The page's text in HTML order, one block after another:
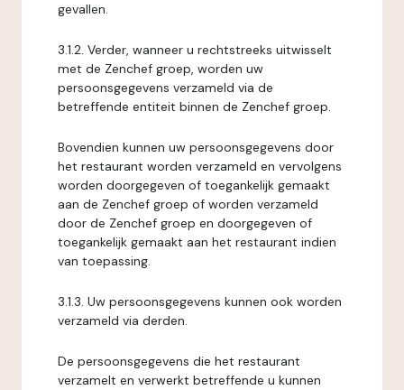
gevallen.
3.1.2. Verder, wanneer u rechtstreeks uitwisselt
met de Zenchef groep, worden uw
persoonsgegevens verzameld via de
betreffende entiteit binnen de Zenchef groep.
Bovendien kunnen uw persoonsgegevens door
het restaurant worden verzameld en vervolgens
worden doorgegeven of toegankelijk gemaakt
aan de Zenchef groep of worden verzameld
door de Zenchef groep en doorgegeven of
toegankelijk gemaakt aan het restaurant indien
van toepassing.
3.1.3. Uw persoonsgegevens kunnen ook worden
verzameld via derden.
De persoonsgegevens die het restaurant
verzamelt en verwerkt betreffende u kunnen